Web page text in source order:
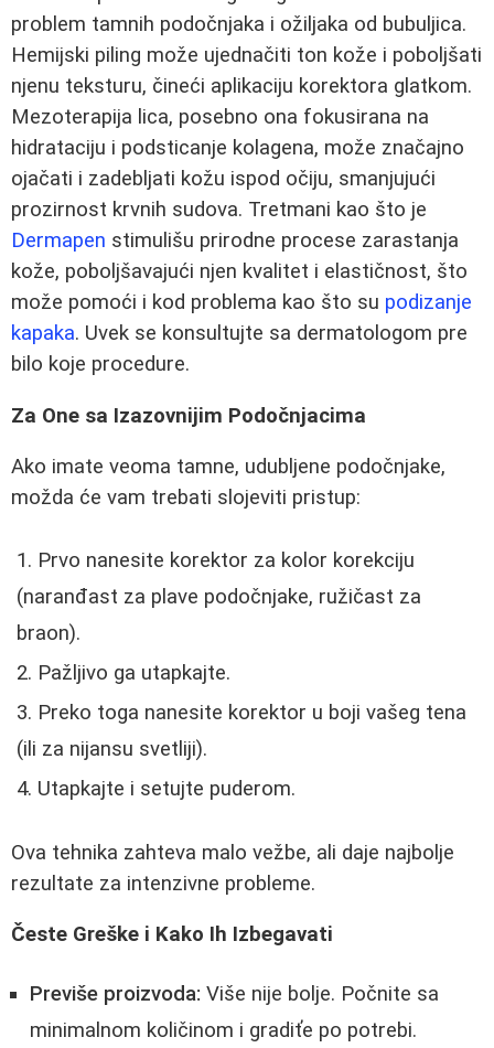
problem tamnih podočnjaka i ožiljaka od bubuljica.
Hemijski piling može ujednačiti ton kože i poboljšati
njenu teksturu, čineći aplikaciju korektora glatkom.
Mezoterapija lica, posebno ona fokusirana na
hidrataciju i podsticanje kolagena, može značajno
ojačati i zadebljati kožu ispod očiju, smanjujući
prozirnost krvnih sudova. Tretmani kao što je
Dermapen stimulišu prirodne procese zarastanja
kože, poboljšavajući njen kvalitet i elastičnost, što
može pomoći i kod problema kao što su podizanje
kapaka. Uvek se konsultujte sa dermatologom pre
bilo koje procedure.
Za One sa Izazovnijim Podočnjacima
Ako imate veoma tamne, udubljene podočnjake,
možda će vam trebati slojeviti pristup:
Prvo nanesite korektor za kolor korekciju
(naranđast za plave podočnjake, ružičast za
braon).
Pažljivo ga utapkajte.
Preko toga nanesite korektor u boji vašeg tena
(ili za nijansu svetliji).
Utapkajte i setujte puderom.
Ova tehnika zahteva malo vežbe, ali daje najbolje
rezultate za intenzivne probleme.
Česte Greške i Kako Ih Izbegavati
Previše proizvoda: Više nije bolje. Počnite sa
minimalnom količinom i gradiťe po potrebi.